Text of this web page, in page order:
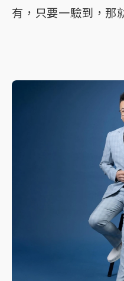
有，只要一驗到，那